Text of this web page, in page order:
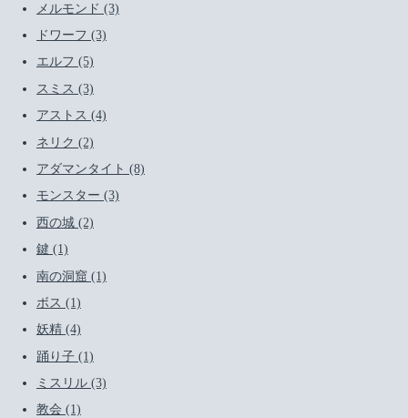
メルモンド (3)
ドワーフ (3)
エルフ (5)
スミス (3)
アストス (4)
ネリク (2)
アダマンタイト (8)
モンスター (3)
西の城 (2)
鍵 (1)
南の洞窟 (1)
ボス (1)
妖精 (4)
踊り子 (1)
ミスリル (3)
教会 (1)